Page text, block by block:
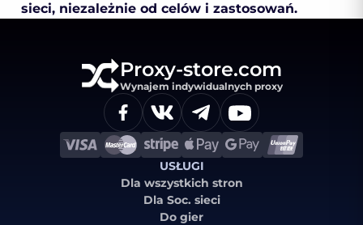
sieci, niezależnie od celów i zastosowań.
Proxy-store.com
Wynajem indywidualnych proxy
USŁUGI
Dla wszystkich stron
Dla Soc. sieci
Do gier